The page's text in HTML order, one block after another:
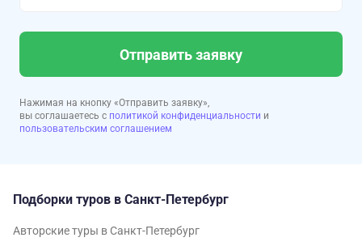
Отправить заявку
Нажимая на кнопку «Отправить заявку»,
вы соглашаетесь с политикой конфиденциальности и
пользовательским соглашением
Подборки туров в Санкт-Петербург
Авторские туры в Санкт-Петербург